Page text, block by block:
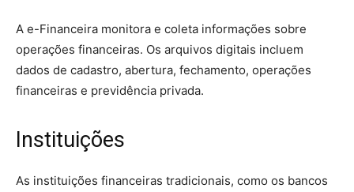
A e-Financeira monitora e coleta informações sobre
operações financeiras. Os arquivos digitais incluem
dados de cadastro, abertura, fechamento, operações
financeiras e previdência privada.
Instituições
As instituições financeiras tradicionais, como os bancos